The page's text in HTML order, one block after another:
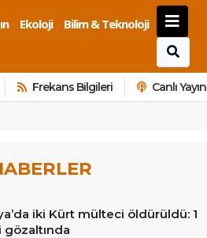
Ekoloji
Bilim & Teknoloji
Frekans Bilgileri Canlı Yayın
iki Kürt mülteci öldürüldü: 1
gözaltında